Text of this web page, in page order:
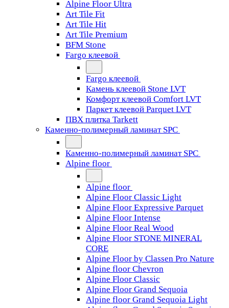
Alpine Floor Ultra
Art Tile Fit
Art Tile Hit
Art Tile Premium
BFM Stone
Fargo клеевой
Fargo клеевой
Камень клеевой Stone LVT
Комфорт клеевой Comfort LVT
Паркет клеевой Parquet LVT
ПВХ плитка Tarkett
Каменно-полимерный ламинат SPC
Каменно-полимерный ламинат SPC
Alpine floor
Alpine floor
Alpine Floor Classic Light
Alpine Floor Expressive Parquet
Alpine Floor Intense
Alpine Floor Real Wood
Alpine Floor STONE MINERAL
CORE
Alpine Floor by Classen Pro Nature
Alpine floor Chevron
Alpine Floor Classic
Alpine Floor Grand Sequoia
Alpine floor Grand Sequoia Light